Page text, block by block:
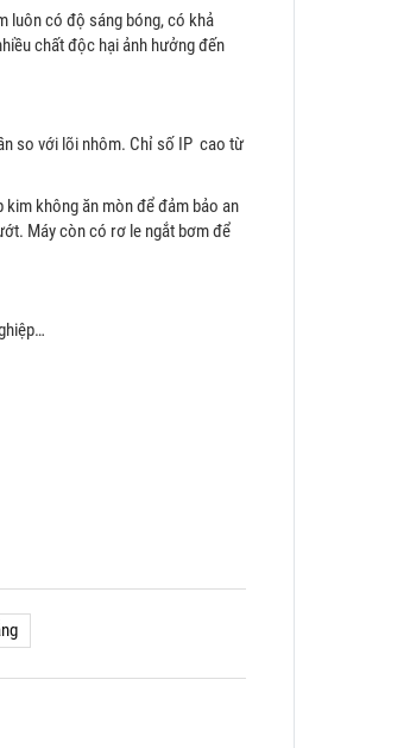
luôn có độ sáng bóng, có khả
chất độc hại ảnh hưởng đến
so với lõi nhôm. Chỉ số IP cao từ
không ăn mòn để đảm bảo an
Máy còn có rơ le ngắt bơm để